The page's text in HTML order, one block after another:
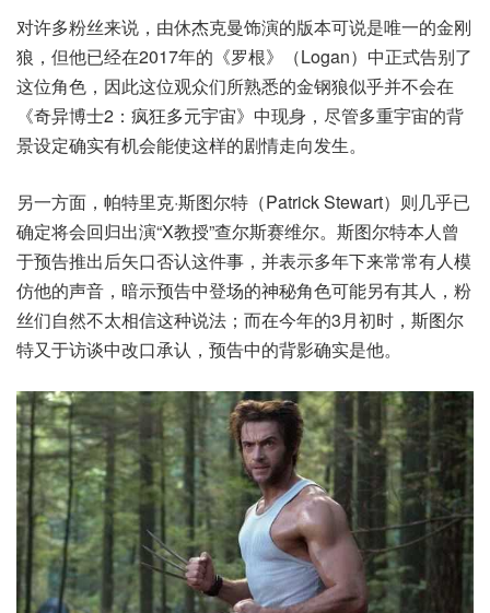
对许多粉丝来说，由休杰克曼饰演的版本可说是唯一的金刚
狼，但他已经在2017年的《罗根》（Logan）中正式告别了
这位角色，因此这位观众们所熟悉的金钢狼似乎并不会在
《奇异博士2：疯狂多元宇宙》中现身，尽管多重宇宙的背
景设定确实有机会能使这样的剧情走向发生。
另一方面，帕特里克·斯图尔特（Patrick Stewart）则几乎已
确定将会回归出演“X教授”查尔斯赛维尔。斯图尔特本人曾
于预告推出后矢口否认这件事，并表示多年下来常常有人模
仿他的声音，暗示预告中登场的神秘角色可能另有其人，粉
丝们自然不太相信这种说法；而在今年的3月初时，斯图尔
特又于访谈中改口承认，预告中的背影确实是他。